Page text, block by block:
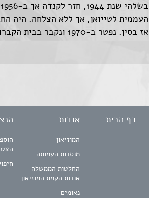
העממית לטייואן, אך ללא הצלחה. היה
אז בסין. נפטר ב-1970 ונקבר בבית הקברות היהודי במנצ'סטר.
דף הבית אודות
המוזיאון
מוסדות העמותה
החלטות הממשלה
אודות הקמת המוזיאון
נאומים